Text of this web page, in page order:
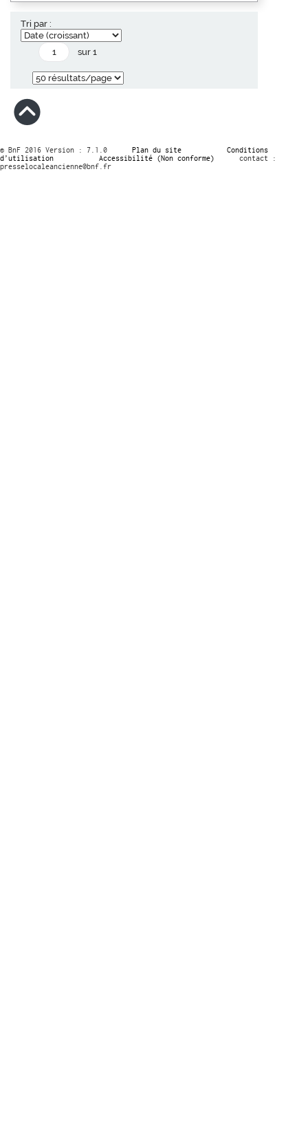
Tri par :
sur 1
© BnF 2016 Version : 7.1.0 Plan du site
Conditions
d’utilisation
Accessibilité (Non conforme)
contact :
presselocaleancienne@bnf.fr